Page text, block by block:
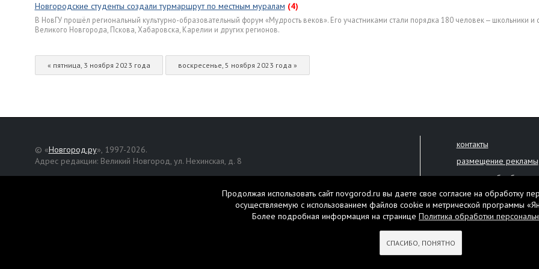
Новгородские студенты создали турмаршрут по местным муралам (4)
В НовГУ прошёл региональный культурно-образовательный форум «Мудрость веков». Его участниками стали порядка 180 человек — школьники и
Великого Новгорода, Пскова, Хабаровска, Карелии и других регионов.
« пятница, 3 ноября 2023 года воскресенье, 5 ноября 2023 года »
© «Новгород.ру», 1997-2026.
Адрес редакции: Великий Новгород, ул. Нехинская, д. 8
, публикуются на правах рекламы.
контакты
размещение рекламы
политика обработки
Настоящий ресурс
Нашли ошибку?
Продолжая использовать сайт novgorod.ru вы даете свое согласие на обработку
осуществляемую с использованием файлов cookie и метрической программы
Более подробная информация на странице Политика обработки
СПАСИБО, ПОНЯТНО